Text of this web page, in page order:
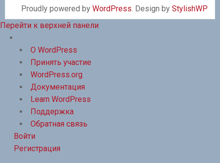
Proudly powered by WordPress. Design by StylishWP
Перейти к верхней панели
WordPress
О WordPress
Принять участие
WordPress.org
Документация
Learn WordPress
Поддержка
Обратная связь
Войти
Регистрация